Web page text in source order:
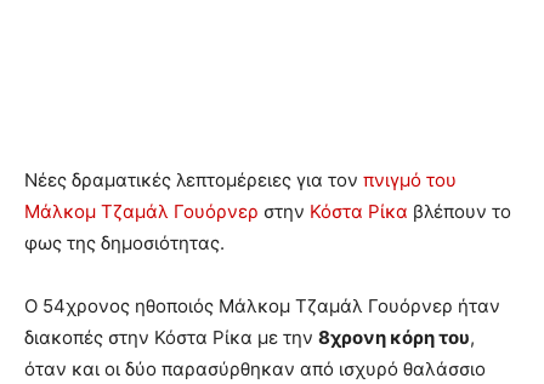
Νέες δραματικές λεπτομέρειες για τον πνιγμό του
Μάλκομ Τζαμάλ Γουόρνερ στην Κόστα Ρίκα βλέπουν το
φως της δημοσιότητας.
Ο 54χρονος ηθοποιός Μάλκομ Τζαμάλ Γουόρνερ ήταν
διακοπές στην Κόστα Ρίκα με την 8χρονη κόρη του,
όταν και οι δύο παρασύρθηκαν από ισχυρό θαλάσσιο